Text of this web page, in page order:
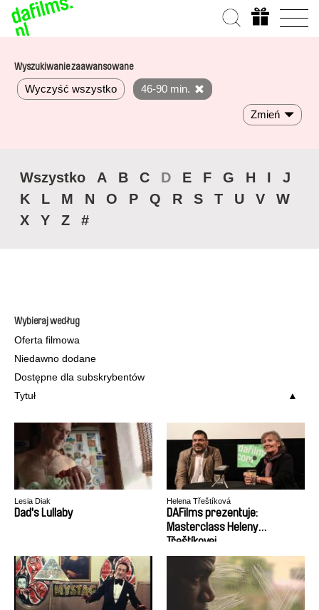
Wyszukiwanie zaawansowane
Wyczyść wszystko 46-90 min.
Zmień
Wszystko A B C D E F G H I
J
K
L M N O P Q R S T U V
W
X
Y Z #
Wybieraj według
Oferta filmowa
Niedawno dodane
Dostępne dla subskrybentów
Tytuł
Lesia Diak
Dad's Lullaby
Helena Třeštíková
DAFilms prezentuje:
Masterclass Heleny
Třeštíkovej